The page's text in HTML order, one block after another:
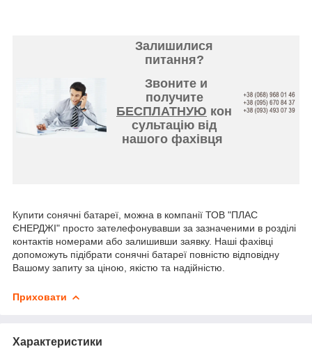
Залишилися
питання?
Звоните и
получите
БЕСПЛАТНУЮ кон
сультацію від
нашого фахівця
Купити сонячні батареї, можна в компанії ТОВ "ПЛАС
ЄНЕРДЖІ" просто зателефонувавши за зазначеними в розділі
контактів номерами або залишивши заявку. Наші фахівці
допоможуть підібрати сонячні батареї повністю відповідну
Вашому запиту за ціною, якістю та надійністю.
Приховати
Характеристики